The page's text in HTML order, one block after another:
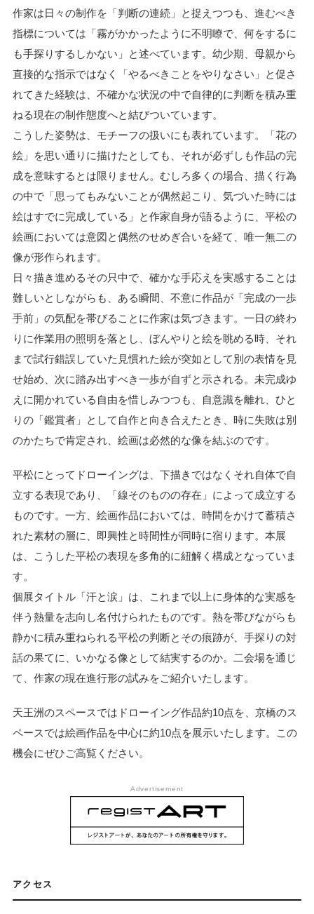
作家は日々の制作を「判断の連続」と捉えつつも、進むべき
指標については「霧がかかったように不明瞭で、何をするに
も手探りするしかない」と述べています。幼少期、母親から
直接的な指示ではなく「やるべきことをやりなさい」と促さ
れてきた経験は、不確かな状況の中で自律的に判断を積み重
ねる現在の制作態度へと結びついています。
こうした姿勢は、モチーフの扱いにも表れています。「花の
絵」を思い通りに描けたとしても、それが必ずしも作品の完
成を意味するとは限りません。むしろ多くの場合、描く行為
の中で「思ってもみないことが偶然起こり、気づいた時には
絵はすでに完成している」と作家自身が語るように、平松の
絵画においては意図と偶然のせめぎ合いを経て、唯一無二の
像が形作られます。
日々描き進めるその只中で、確かな手応えを実感することは
難しいとしながらも、ある瞬間、不意に作品が「完成の一歩
手前」の気配を帯びることに作家は気づきます。一日の終わ
りに作業用の照明を落とし、ぼんやりと絵を眺める時、それ
まで試行錯誤していた見慣れた絵が突如として別の表情を見
せ始め、次に踏み出すべき一歩が自ずと示される。未完成ゆ
えに開かれている自由を惜しみつつも、自意識を離れ、ひと
りの「鑑賞者」として自作と向き合えたとき、時に失敗は別
のかたちで肯定され、絵画は必然的な像を結ぶのです。
平松にとってドローイングは、下描きではなくそれ自体で自
立する表現であり、「線そのものの存在」によって成立する
ものです。一方、絵画作品においては、時間をかけて蓄積さ
れた素材の層に、即興性と時間性が同時に宿ります。本展
は、こうした平松の表現を多角的に紐解く構成となっていま
す。
個展タイトル「汗と涙」は、これまで以上に身体的な実感を
伴う熱量を志向し名付けられたものです。熱を帯びながらも
静かに積み重ねられる平松の判断とその痕跡が、手探りの対
話の果てに、いかなる像として結実するのか。二会場を通じ
て、作家の現在進行形の試みをご紹介いたします。
天王洲のスペースではドローイング作品約10点を、京橋のス
ペースでは絵画作品を中心に約10点を展示いたします。この
機会にぜひご高覧ください。
Advertisement
アクセス
TODA BUILDING 3F